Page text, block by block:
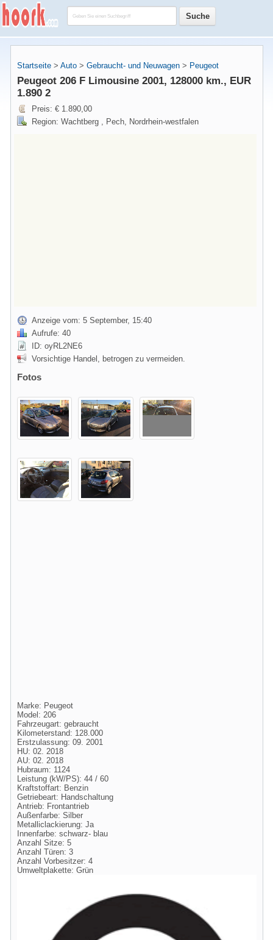
Startseite > Auto > Gebraucht- und Neuwagen > Peugeot
Peugeot 206 F Limousine 2001, 128000 km., EUR
1.890 2
Preis: € 1.890,00
Region: Wachtberg , Pech, Nordrhein-westfalen
Anzeige vom: 5 September, 15:40
Aufrufe: 40
ID: oyRL2NE6
Vorsichtige Handel, betrogen zu vermeiden.
Fotos
Marke: Peugeot
Model: 206
Fahrzeugart: gebraucht
Kilometerstand: 128.000
Erstzulassung: 09. 2001
HU: 02. 2018
AU: 02. 2018
Hubraum: 1124
Leistung (kW/PS): 44 / 60
Kraftstoffart: Benzin
Getriebeart: Handschaltung
Antrieb: Frontantrieb
Außenfarbe: Silber
Metalliclackierung: Ja
Innenfarbe: schwarz- blau
Anzahl Sitze: 5
Anzahl Türen: 3
Anzahl Vorbesitzer: 4
Umweltplakette: Grün